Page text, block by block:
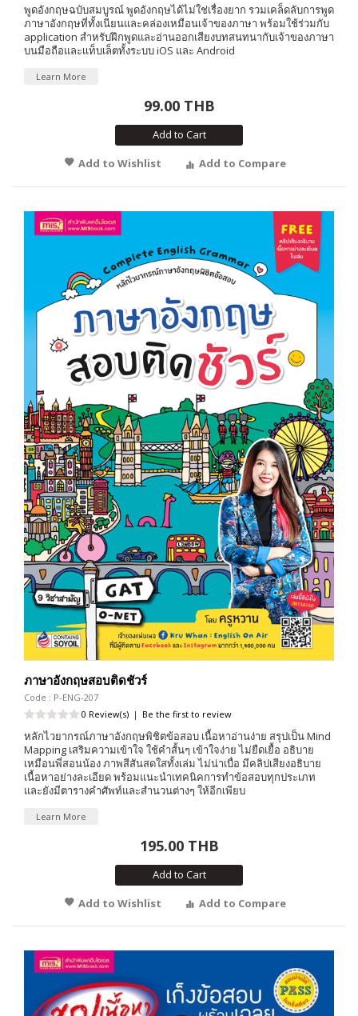
พูดอังกฤษฉบับสมบูรณ์ พูดอังกฤษได้ไม่ใช่เรื่องยาก รวมเคล็ดลับการพูด
ภาษาอังกฤษที่ทั้งเนียนและคล่องเหมือนเจ้าของภาษา พร้อมใช้ร่วมกับ
application สำหรับฝึกพูดและอ่านออกเสียงบทสนทนากับเจ้าของภาษา
บนมือถือและเเท็บเล็ตทั้งระบบ iOS และ Android
Learn More
99.00 THB
Add to Cart
Add to Wishlist
Add to Compare
ภาษาอังกฤษสอบติดชัวร์
Code : P-ENG-207
0 Review(s) | Be the first to review
หลักไวยากรณ์ภาษาอังกฤษพิชิตข้อสอบ เนื้อหาอ่านง่าย สรุปเป็น Mind
Mapping เสริมความเข้าใจ ใช้คำสั้นๆ เข้าใจง่าย ไม่ยืดเยื้อ อธิบาย
เหมือนพี่สอนน้อง ภาพสีสันสดใสทั้งเล่ม ไม่น่าเบื่อ มีคลิปเสียงอธิบาย
เนื้อหาอย่างละเอียด พร้อมแนะนำเทคนิคการทำข้อสอบทุกประเภท
และยังมีตารางคำศัพท์และสำนวนต่างๆ ให้อีกเพียบ
Learn More
195.00 THB
Add to Cart
Add to Wishlist
Add to Compare